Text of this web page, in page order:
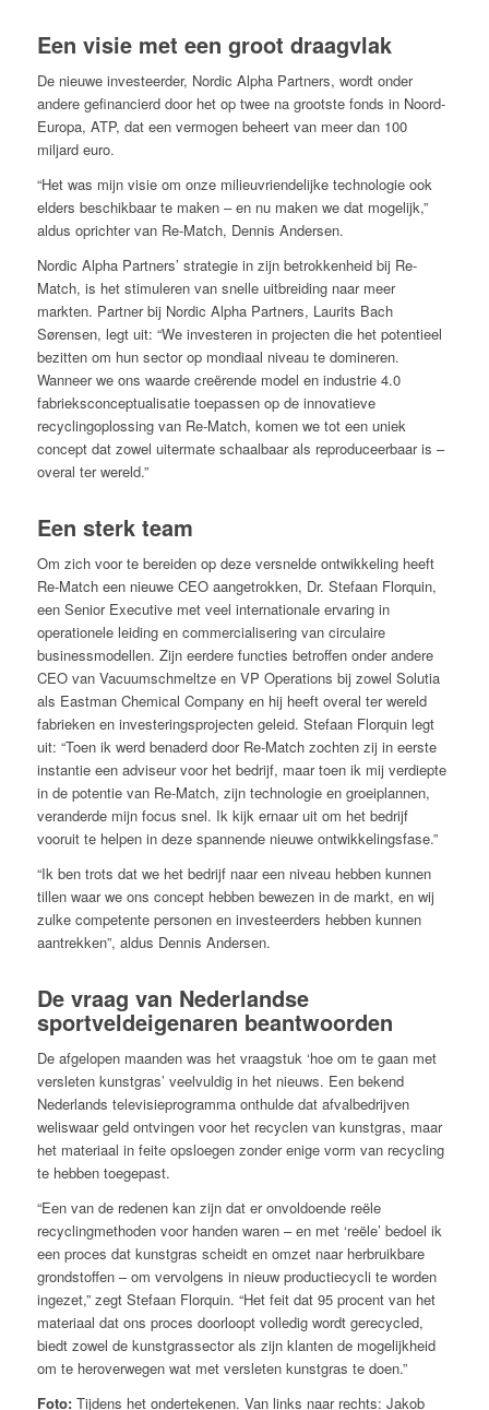
Een visie met een groot draagvlak
De nieuwe investeerder, Nordic Alpha Partners, wordt onder
andere gefinancierd door het op twee na grootste fonds in Noord-
Europa, ATP, dat een vermogen beheert van meer dan 100
miljard euro.
“Het was mijn visie om onze milieuvriendelijke technologie ook
elders beschikbaar te maken – en nu maken we dat mogelijk,”
aldus oprichter van Re-Match, Dennis Andersen.
Nordic Alpha Partners’ strategie in zijn betrokkenheid bij Re-
Match, is het stimuleren van snelle uitbreiding naar meer
markten. Partner bij Nordic Alpha Partners, Laurits Bach
Sørensen, legt uit: “We investeren in projecten die het potentieel
bezitten om hun sector op mondiaal niveau te domineren.
Wanneer we ons waarde creërende model en industrie 4.0
fabrieksconceptualisatie toepassen op de innovatieve
recyclingoplossing van Re-Match, komen we tot een uniek
concept dat zowel uitermate schaalbaar als reproduceerbaar is –
overal ter wereld.”
Een sterk team
Om zich voor te bereiden op deze versnelde ontwikkeling heeft
Re-Match een nieuwe CEO aangetrokken, Dr. Stefaan Florquin,
een Senior Executive met veel internationale ervaring in
operationele leiding en commercialisering van circulaire
businessmodellen. Zijn eerdere functies betroffen onder andere
CEO van Vacuumschmeltze en VP Operations bij zowel Solutia
als Eastman Chemical Company en hij heeft overal ter wereld
fabrieken en investeringsprojecten geleid. Stefaan Florquin legt
uit: “Toen ik werd benaderd door Re-Match zochten zij in eerste
instantie een adviseur voor het bedrijf, maar toen ik mij verdiepte
in de potentie van Re-Match, zijn technologie en groeiplannen,
veranderde mijn focus snel. Ik kijk ernaar uit om het bedrijf
vooruit te helpen in deze spannende nieuwe ontwikkelingsfase.”
“Ik ben trots dat we het bedrijf naar een niveau hebben kunnen
tillen waar we ons concept hebben bewezen in de markt, en wij
zulke competente personen en investeerders hebben kunnen
aantrekken”, aldus Dennis Andersen.
De vraag van Nederlandse
sportveldeigenaren beantwoorden
De afgelopen maanden was het vraagstuk ‘hoe om te gaan met
versleten kunstgras’ veelvuldig in het nieuws. Een bekend
Nederlands televisieprogramma onthulde dat afvalbedrijven
weliswaar geld ontvingen voor het recyclen van kunstgras, maar
het materiaal in feite opsloegen zonder enige vorm van recycling
te hebben toegepast.
“Een van de redenen kan zijn dat er onvoldoende reële
recyclingmethoden voor handen waren – en met ‘reële’ bedoel ik
een proces dat kunstgras scheidt en omzet naar herbruikbare
grondstoffen – om vervolgens in nieuw productiecycli te worden
ingezet,” zegt Stefaan Florquin. “Het feit dat 95 procent van het
materiaal dat ons proces doorloopt volledig wordt gerecycled,
biedt zowel de kunstgrassector als zijn klanten de mogelijkheid
om te heroverwegen wat met versleten kunstgras te doen.”
Foto:Tijdens het ondertekenen. Van links naar rechts: Jakob